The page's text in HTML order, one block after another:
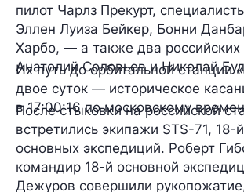
пилот Чарлз Прекурт,
Эллен Луиза Бейкер, Бонни
Харбо, — а также два российских
Анатолий Соловьев и Николай
Их путь до орбитальной станции
двое суток — историческое
в 17:00:16 по московскому
После стыковки на российской
встретились экипажи STS-71, 18-
основных экспедиций. Роберт
командир 18-й основной
Дежуров совершили